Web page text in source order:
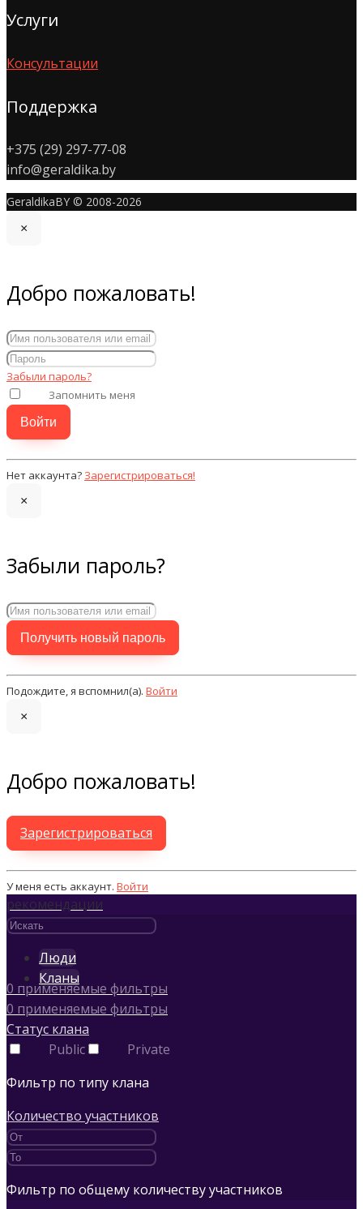
Услуги
Консультации
Поддержка
+375 (29) 297-77-08
info@geraldika.by
GeraldikaBY © 2008-2026
×
Добро пожаловать!
Забыли пароль?
Запомнить меня
Нет аккаунта? Зарегистрироваться!
×
Забыли пароль?
Подождите, я вспомнил(а). Войти
×
Добро пожаловать!
Зарегистрироваться
У меня есть аккаунт. Войти
рекомендации
Люди
Кланы
0 применяемые фильтры
0 применяемые фильтры
Статус клана
Public
Private
Фильтр по типу клана
Количество участников
Фильтр по общему количеству участников